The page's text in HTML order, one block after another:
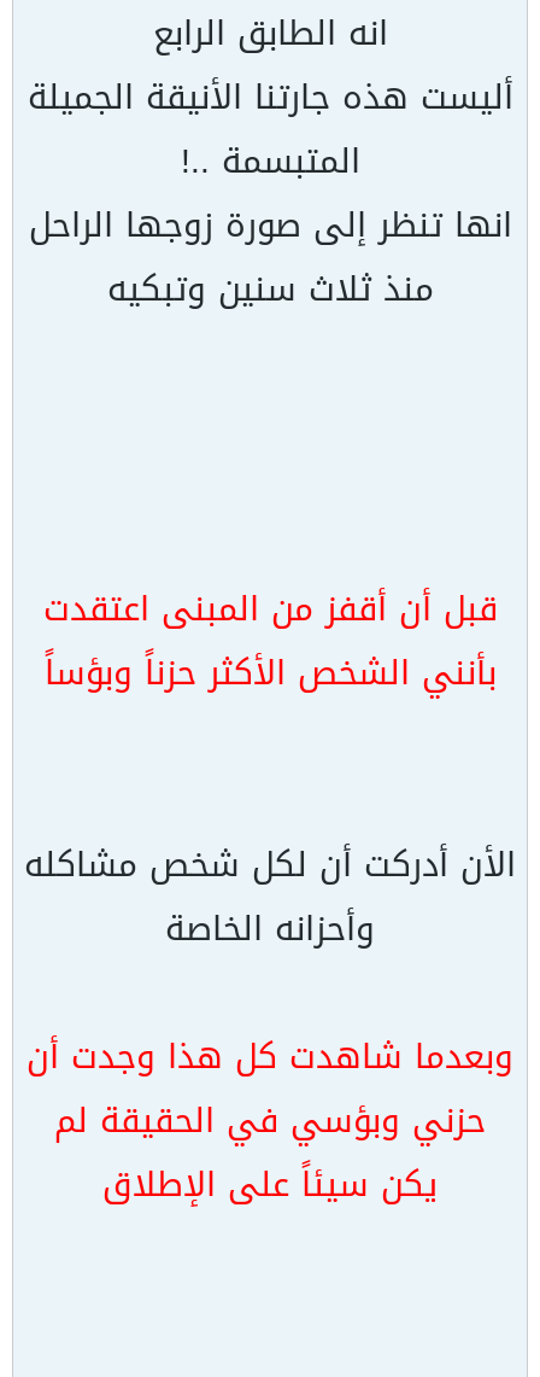
انه الطابق الرابع
أليست هذه جارتنا الأنيقة الجميلة
المتبسمة ..!
انها تنظر إلى صورة زوجها الراحل
منذ ثلاث سنين وتبكيه
قبل أن أقفز من المبنى اعتقدت
بأنني الشخص الأكثر حزناً وبؤساً
الأن أدركت أن لكل شخص مشاكله
وأحزانه الخاصة
وبعدما شاهدت كل هذا وجدت أن
حزني وبؤسي في الحقيقة لم
يكن سيئاً على الإطلاق